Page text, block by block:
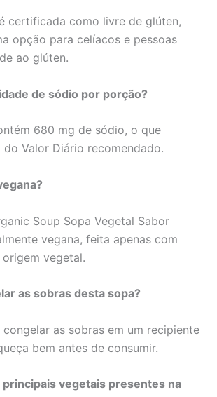
certificada como livre de glúten,
opção para celíacos e pessoas
ao glúten.
de sódio por porção?
680 mg de sódio, o que
do Valor Diário recomendado.
Soup Sopa Vegetal Sabor
vegana, feita apenas com
vegetal.
as sobras desta sopa?
as sobras em um recipiente
bem antes de consumir.
principais vegetais presentes na